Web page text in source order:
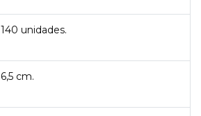
140 unidades.
6,5 cm.